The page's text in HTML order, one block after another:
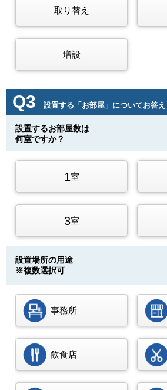
取り替え
増設
Q3 設置する「お部屋」についてお答
設置するお部屋数は
何室ですか？
1室
3室
設置場所の用途
※複数選択可
事務所
飲食店